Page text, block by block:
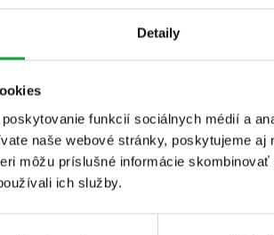
Detaily
funkcií sociálnych médií a
naše webové stránky, poskytujeme
môžu príslušné informácie
ich služby.